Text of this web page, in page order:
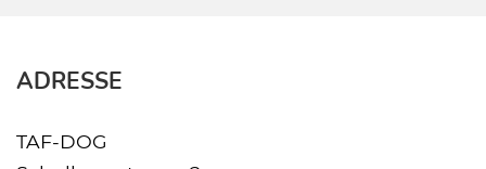
ADRESSE
TAF-DOG